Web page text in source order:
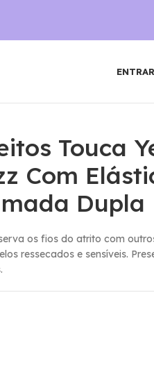
Touca
Com
Dupla
os fios do atrito com
ressecados e sensí­veis.